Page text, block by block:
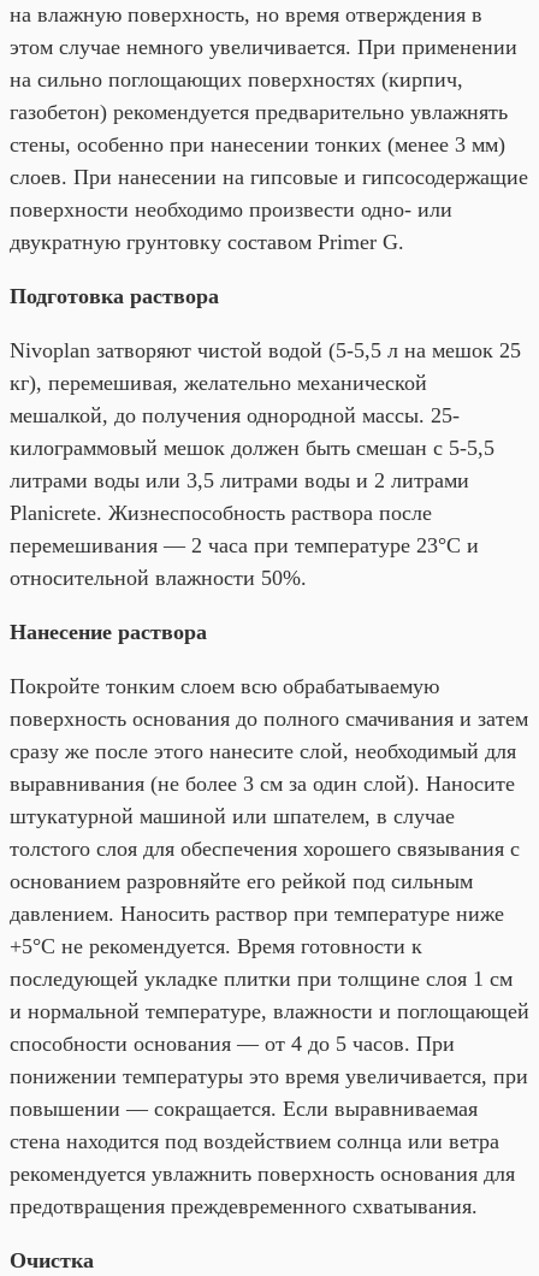
на влажную поверхность, но время отверждения в
этом случае немного увеличивается. При применении
на сильно поглощающих поверхностях (кирпич,
газобетон) рекомендуется предварительно увлажнять
стены, особенно при нанесении тонких (менее 3 мм)
слоев. При нанесении на гипсовые и гипсосодержащие
поверхности необходимо произвести одно- или
двукратную грунтовку составом Primer G.
Подготовка раствора
Nivoplan затворяют чистой водой (5-5,5 л на мешок 25
кг), перемешивая, желательно механической
мешалкой, до получения однородной массы. 25-
килограммовый мешок должен быть смешан с 5-5,5
литрами воды или 3,5 литрами воды и 2 литрами
Planicrete. Жизнеспособность раствора после
перемешивания — 2 часа при температуре 23°С и
относительной влажности 50%.
Нанесение раствора
Покройте тонким слоем всю обрабатываемую
поверхность основания до полного смачивания и затем
сразу же после этого нанесите слой, необходимый для
выравнивания (не более 3 см за один слой). Наносите
штукатурной машиной или шпателем, в случае
толстого слоя для обеспечения хорошего связывания с
основанием разровняйте его рейкой под сильным
давлением. Наносить раствор при температуре ниже
+5°С не рекомендуется. Время готовности к
последующей укладке плитки при толщине слоя 1 см
и нормальной температуре, влажности и поглощающей
способности основания — от 4 до 5 часов. При
понижении температуры это время увеличивается, при
повышении — сокращается. Если выравниваемая
стена находится под воздействием солнца или ветра
рекомендуется увлажнить поверхность основания для
предотвращения преждевременного схватывания.
Очистка